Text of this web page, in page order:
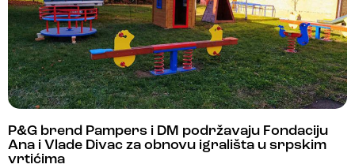
P&G brend Pampers i DM podržavaju Fondaciju
Ana i Vlade Divac za obnovu igrališta u srpskim
vrtićima